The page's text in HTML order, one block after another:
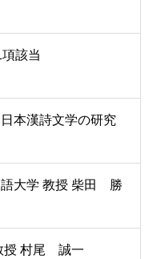
該当
本漢詩文学の研究
語大学 教授 柴田 勝
授 村尾 誠一